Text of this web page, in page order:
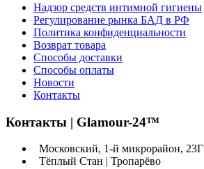
Надзор средств интимной гигиены
Регулирование рынка БАД в РФ
Политика конфиденциальности
Возврат товара
Способы доставки
Способы оплаты
Новости
Контакты
Контакты | Glamour-24™
Московский, 1-й микрорайон, 23Г
Тёплый Стан | Тропарёво